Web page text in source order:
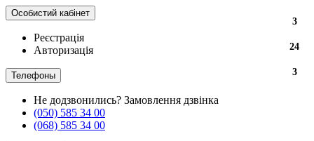
Особистий кабінет
Реєстрація
Авторизація
Телефоны
Не додзвонились? Замовлення дзвінка
(050) 585 34 00
(068) 585 34 00
3
24
3